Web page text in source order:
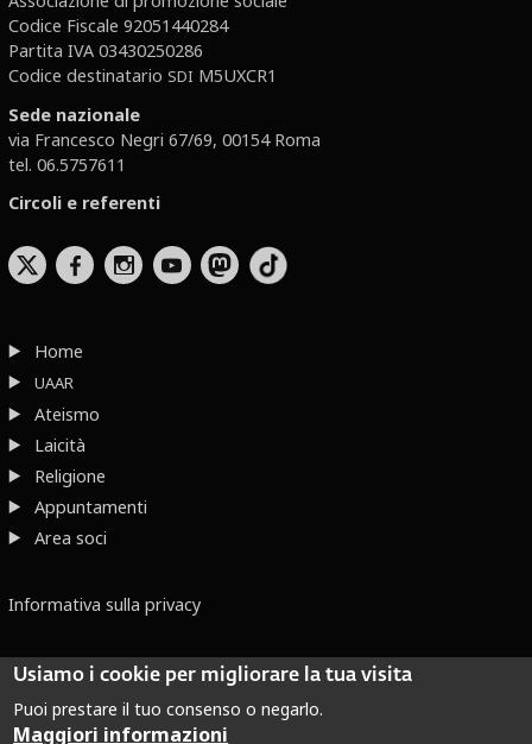
Codice Fiscale 92051440284
Partita IVA 03430250286
Codice destinatario SDI M5UXCR1
Sede nazionale
via Francesco Negri 67/69, 00154 Roma
tel. 06.5757611
Circoli e referenti
b x r
Home
UAAR
Ateismo
Laicità
Religione
Appuntamenti
Area soci
Informativa sulla privacy
Usiamo i cookie per migliorare la tua visita
Puoi prestare il tuo consenso o negarlo.
Maggiori informazioni